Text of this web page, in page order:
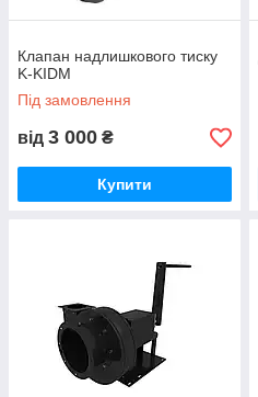
Клапан надлишкового тиску
K-KIDM
Під замовлення
від 3 000 ₴
Купити